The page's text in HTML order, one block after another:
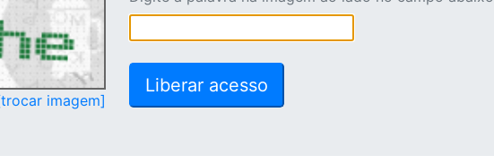
imagem]